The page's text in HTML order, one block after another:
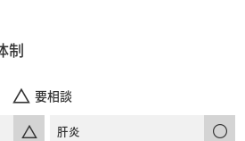
制
要相談
肝炎